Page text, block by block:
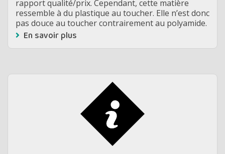
rapport qualité/prix. Cependant, cette matière
ressemble à du plastique au toucher. Elle n’est donc
pas douce au toucher contrairement au polyamide.
En savoir plus